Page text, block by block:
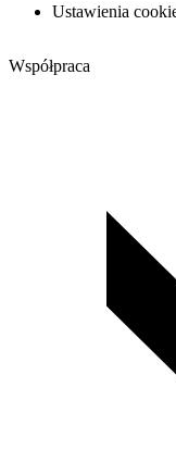
Ustawienia
Współpraca